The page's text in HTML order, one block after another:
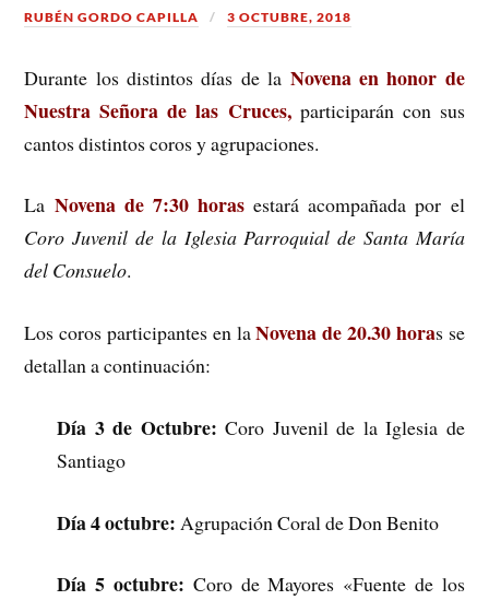
RUBÉN GORDO CAPILLA 3 OCTUBRE, 2018
Durante los distintos días de la Novena en honor de
Nuestra Señora de las Cruces,participarán con sus
cantos distintos coros y agrupaciones.
La Novena de 7:30 horas estará acompañada por el
Coro Juvenil de la Iglesia Parroquial de Santa María
del Consuelo.
Los coros participantes en laNovena de 20.30 horas se
detallan a continuación:
Día 3 de Octubre: Coro Juvenil de la Iglesia de
Santiago
Día 4 octubre: Agrupación Coral de Don Benito
Día 5 octubre: Coro de Mayores «Fuente de los